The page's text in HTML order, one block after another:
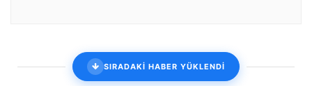
SIRADAKİ HABER YÜKLENDİ